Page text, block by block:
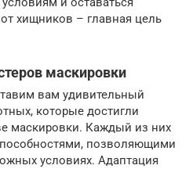
хищников – главная цель
маскировки
вам удивительный
которые достигли
маскировки. Каждый из них
позволяющими
условиях. Адаптация